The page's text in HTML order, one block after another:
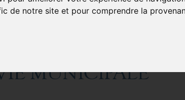
de notre site et pour comprendre la
MUNICIPALE